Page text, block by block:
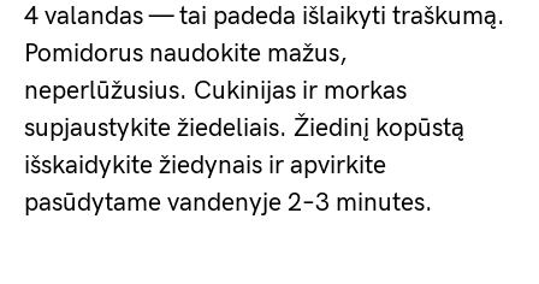
4 valandas — tai padeda išlaikyti traškumą.
Pomidorus naudokite mažus,
neperlūžusius. Cukinijas ir morkas
supjaustykite žiedeliais. Žiedinį kopūstą
išskaidykite žiedynais ir apvirkite
pasūdytame vandenyje 2–3 minutes.